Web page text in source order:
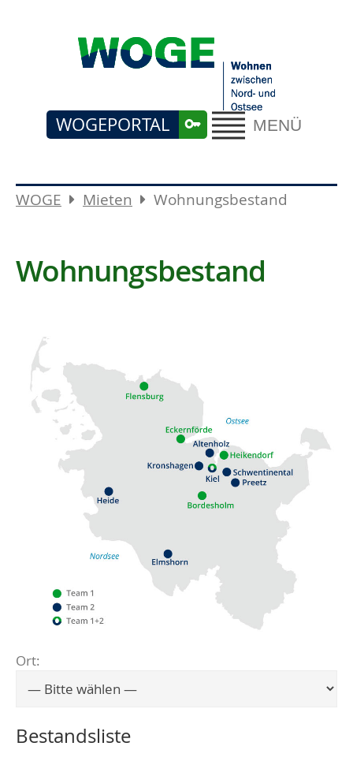
MENÜ
WOGEPORTAL
WOGE Mieten Wohnungsbestand
Wohnungsbestand
Eckernförde
Heikendorf
Kronshagen
Ort:
Wählen Sie einen Ort, um zur entsprechenden Seite
Bestandsliste